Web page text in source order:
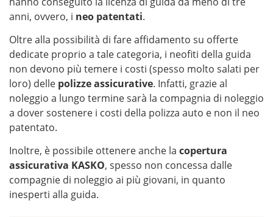
anni, ovvero, i neo patentati.
Oltre alla possibilità di fare affidamento su offerte
dedicate proprio a tale categoria, i neofiti della guida
non devono più temere i costi (spesso molto salati per
loro) delle polizze assicurative. Infatti, grazie al
noleggio a lungo termine sarà la compagnia di noleggio
a dover sostenere i costi della polizza auto e non il neo
patentato.
Inoltre, è possibile ottenere anche la copertura
assicurativa KASKO, spesso non concessa dalle
compagnie di noleggio ai più giovani, in quanto
inesperti alla guida.